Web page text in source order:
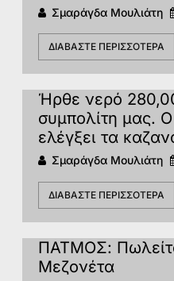
Σμαράγδα Μουλιάτη
ΔΙΑΒΆΣΤΕ ΠΕΡΙΣΣΌΤΕΡΑ
Ήρθε νερό
συμπολίτη μας.
ελέγξει τα
Σμαράγδα Μουλιάτη
ΔΙΑΒΆΣΤΕ ΠΕΡΙΣΣΌΤΕΡΑ
ΠΑΤΜΟΣ:
Μεζονέτα